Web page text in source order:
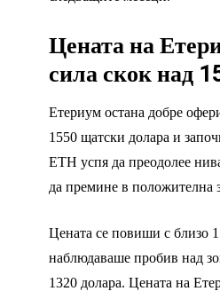
Цената на
сила скок над
Етериум остана добре
1550 щатски долара и
ETH успя да преодолее
да премине в положителна
Цената се повиши с близо
наблюдаваше пробив над
1320 долара. Цената на